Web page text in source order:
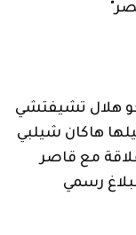
هلال تشيفتشي
هاكان شيلبي
مع قاصر
رسمي